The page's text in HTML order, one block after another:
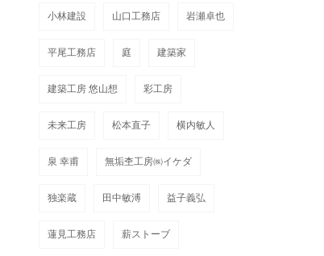
小林建設 山口工務店 岩瀬卓也
平尾工務店 庭 建築家
建築工房 悠山想 彩工房
未来工房 松本直子 横内敏人
泉 幸甫 無垢杢工房㈱イケダ
独楽蔵 田中敏溥 益子義弘
蓮見工務店 薪ストーブ